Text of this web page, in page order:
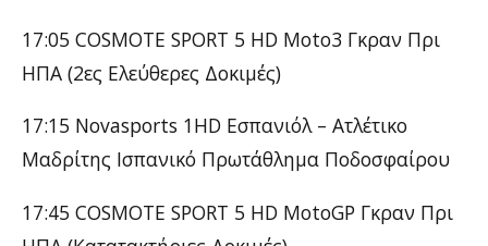
17:05 COSMOTE SPORT 5 HD Moto3 Γκραν Πρι
ΗΠΑ (2ες Ελεύθερες Δοκιμές)
17:15 Novasports 1HD Εσπανιόλ – Ατλέτικο
Μαδρίτης Ισπανικό Πρωτάθλημα Ποδοσφαίρου
17:45 COSMOTE SPORT 5 HD MotoGP Γκραν Πρι